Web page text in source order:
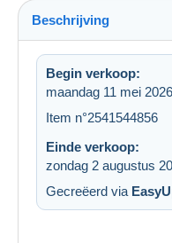
Beschrijving
Begin verkoop:
maandag 11 mei
Item n°2541544856
Einde verkoop:
zondag 2 augustus
Gecreëerd via